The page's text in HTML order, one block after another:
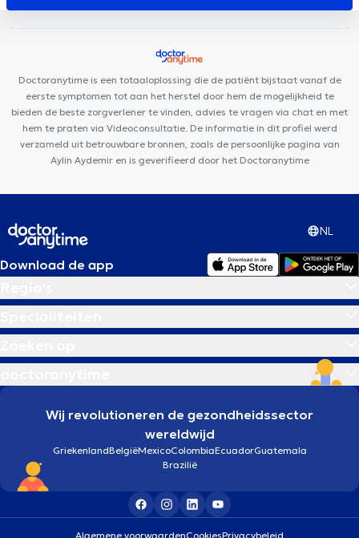
Liège
Psy Pluriel Liège
Cabinet des Drs Feron & El Amraoui
Remacle Neurochirurgie
HexaClinic
Doctoranytime is een totaaloplossing die de patiënt bijstaat vanaf de
eerste symptomen tot aan het herstel door hem de mogelijkheid te
bieden de beste zorgverlener te vinden, advies te vragen via chat en met
hem te praten via Videoconsultatie. De informatie in dit profiel werd
verzameld uit betrouwbare bronnen, zoals de persoonlijke pagina van
Aylin Aydemir en is geverifieerd door het Doctoranytime
NL
Download de app
Wij revolutioneren de gezondheidssector
wereldwijd
GriekenlandBelgiëMexicoColombiaEcuadorGuatemala
Brazilië
Algemene voorwaardenCookiesPrivacybeleid